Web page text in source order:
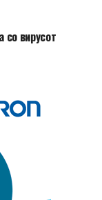
со вирусот